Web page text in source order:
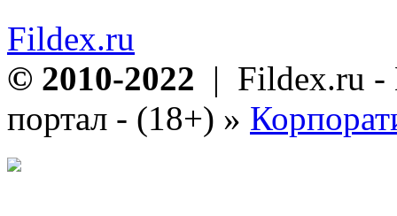
Fildex.ru
© 2010-2022 | Fildex.ru -
портал - (18+) »